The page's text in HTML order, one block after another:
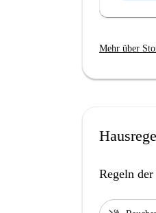
Mehr über
Regeln